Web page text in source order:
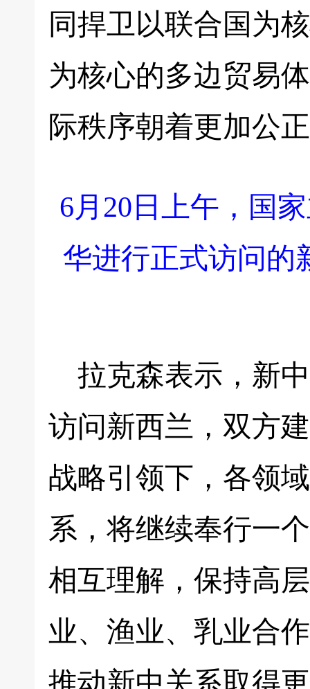
同捍卫以联合国为
为核心的多边贸易
际秩序朝着更加公
6月20日上午，国
华进行正式访问的
拉克森表示，新
访问新西兰，双方
战略引领下，各领
系，将继续奉行一
相互理解，保持高
业、渔业、乳业合